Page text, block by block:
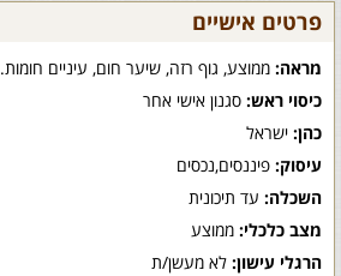
פרטים אישיים
מראה: ממוצע, גוף רזה, שיער חום, עיניים חומות.
כיסוי ראש: סגנון אישי אחר
כהן: ישראל
עיסוק: פיננסים,נכסים
השכלה: עד תיכונית
מצב כלכלי: ממוצע
הרגלי עישון: לא מעשן/ת